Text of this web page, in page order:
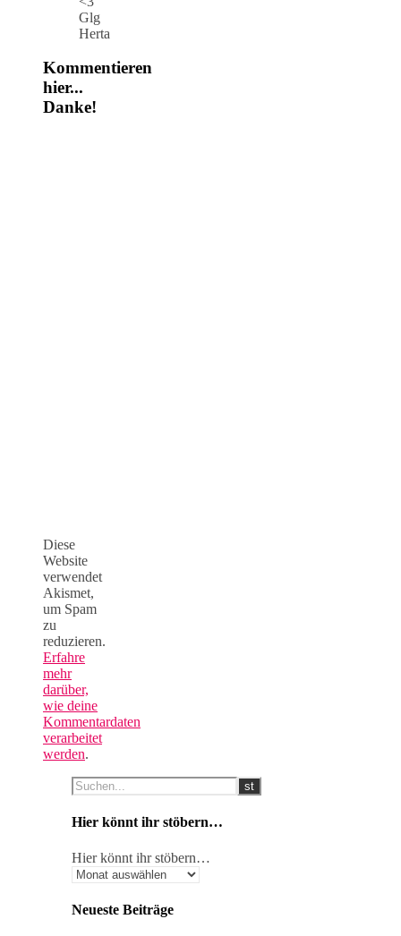
Glg
Herta
Kommentieren
hier...
Danke!
Diese
Website
verwendet
Akismet,
um Spam
zu
reduzieren.
Erfahre
mehr
darüber,
wie deine
Kommentardaten
verarbeitet
werden.
Hier könnt ihr stöbern…
Hier könnt ihr stöbern…
Neueste Beiträge